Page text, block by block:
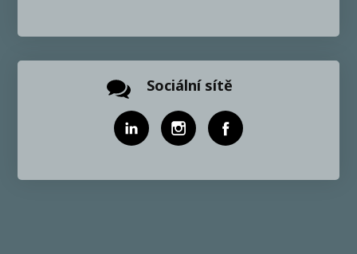
Sociální sítě